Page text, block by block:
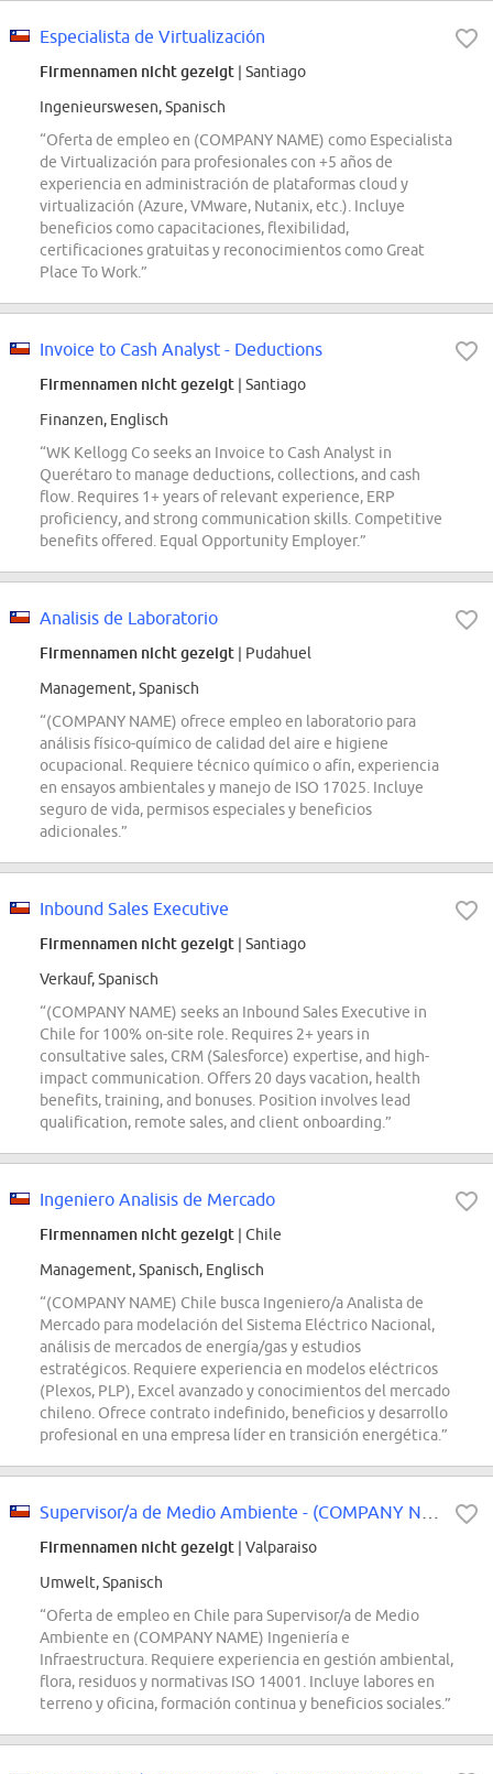
Especialista de Virtualización
Firmennamen nicht gezeigt | Santiago
Ingenieurswesen, Spanisch
“Oferta de empleo en (COMPANY NAME) como Especialista
de Virtualización para profesionales con +5 años de
experiencia en administración de plataformas cloud y
virtualización (Azure, VMware, Nutanix, etc.). Incluye
beneficios como capacitaciones, flexibilidad,
certificaciones gratuitas y reconocimientos como Great
Place To Work.”
Invoice to Cash Analyst - Deductions
Firmennamen nicht gezeigt | Santiago
Finanzen, Englisch
“WK Kellogg Co seeks an Invoice to Cash Analyst in
Querétaro to manage deductions, collections, and cash
flow. Requires 1+ years of relevant experience, ERP
proficiency, and strong communication skills. Competitive
benefits offered. Equal Opportunity Employer.”
Analisis de Laboratorio
Firmennamen nicht gezeigt | Pudahuel
Management, Spanisch
“(COMPANY NAME) ofrece empleo en laboratorio para
análisis físico-químico de calidad del aire e higiene
ocupacional. Requiere técnico químico o afín, experiencia
en ensayos ambientales y manejo de ISO 17025. Incluye
seguro de vida, permisos especiales y beneficios
adicionales.”
Inbound Sales Executive
Firmennamen nicht gezeigt | Santiago
Verkauf, Spanisch
“(COMPANY NAME) seeks an Inbound Sales Executive in
Chile for 100% on-site role. Requires 2+ years in
consultative sales, CRM (Salesforce) expertise, and high-
impact communication. Offers 20 days vacation, health
benefits, training, and bonuses. Position involves lead
qualification, remote sales, and client onboarding.”
Ingeniero Analisis de Mercado
Firmennamen nicht gezeigt | Chile
Management, Spanisch, Englisch
“(COMPANY NAME) Chile busca Ingeniero/a Analista de
Mercado para modelación del Sistema Eléctrico Nacional,
análisis de mercados de energía/gas y estudios
estratégicos. Requiere experiencia en modelos eléctricos
(Plexos, PLP), Excel avanzado y conocimientos del mercado
chileno. Ofrece contrato indefinido, beneficios y desarrollo
profesional en una empresa líder en transición energética.”
Firmennamen nicht gezeigt | Valparaiso
Umwelt, Spanisch
“Oferta de empleo en Chile para Supervisor/a de Medio
Ambiente en (COMPANY NAME) Ingeniería e
Infraestructura. Requiere experiencia en gestión ambiental,
flora, residuos y normativas ISO 14001. Incluye labores en
terreno y oficina, formación continua y beneficios sociales.”